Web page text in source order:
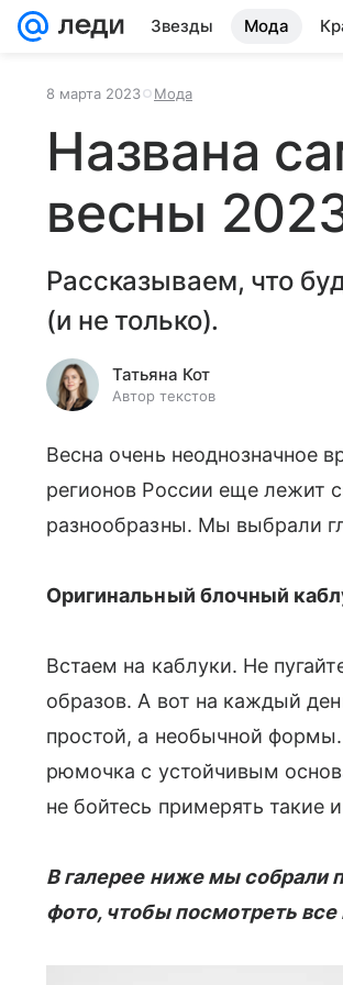
Звезды Мода
8 марта 2023 Мода
Названа
весны
Рассказываем, что
(и не только).
Татьяна Кот
Автор текстов
Весна очень неоднозначное
регионов России еще лежит
разнообразны. Мы выбрали
Оригинальный блочный
Встаем на каблуки. Не
образов. А вот на каждый
простой, а необычной
рюмочка с устойчивым
не бойтесь примерять
В галерее ниже мы собрали
фото, чтобы посмотреть все